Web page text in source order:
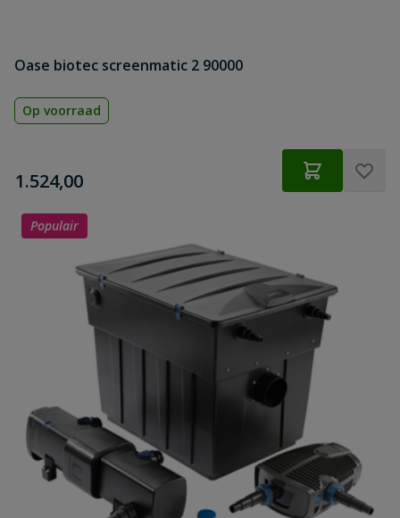
Oase biotec screenmatic 2 90000
Op voorraad
€
1.524,00
Populair